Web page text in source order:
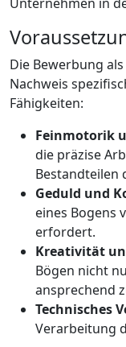
Die Bewerbung
Nachweis
Fähigkeiten:
Feinmotorik
die präzise
Bestandteilen
Geduld und
eines Bogens
erfordert.
Kreativität
Bögen nicht
ansprechend
Technisches
Verarbeitung